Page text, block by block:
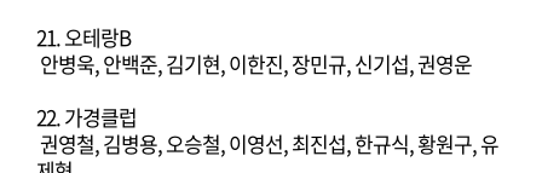
21. 오테랑B
안병욱, 안백준, 김기현, 이한진, 장민규, 신기섭, 권영운
22. 가경클럽
권영철, 김병용, 오승철, 이영선, 최진섭, 한규식, 황원구, 유